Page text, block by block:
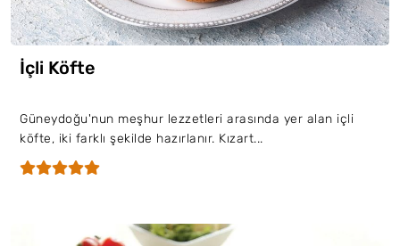
İçli Köfte
Güneydoğu'nun meşhur lezzetleri arasında yer alan içli
köfte, iki farklı şekilde hazırlanır. Kızart...